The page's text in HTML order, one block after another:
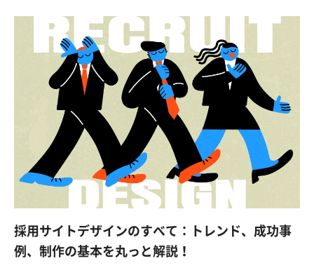
採用サイトデザインのすべて：トレンド、成功事
例、制作の基本を丸っと解説！